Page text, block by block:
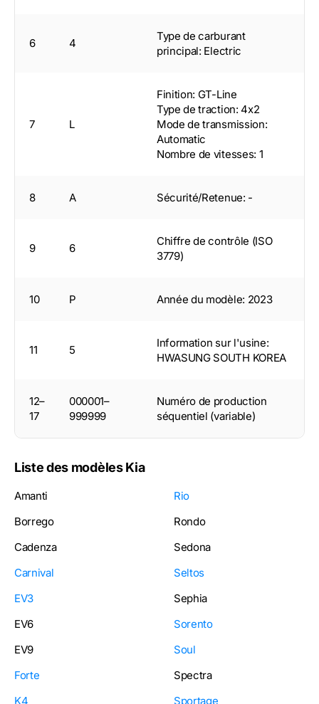
6 4
Type de carburant
principal: Electric
7 L
Finition: GT-Line
Type de traction: 4x2
Mode de transmission:
Automatic
Nombre de vitesses: 1
8 A Sécurité/Retenue: -
9 6
Chiffre de contrôle (ISO
3779)
10 P Année du modèle: 2023
11 5
Information sur l'usine:
HWASUNG SOUTH KOREA
12–
17
000001–
999999
Numéro de production
séquentiel (variable)
Liste des modèles Kia
Amanti
Borrego
Cadenza
Carnival
EV3
EV6
EV9
Forte
K4
Rio
Rondo
Sedona
Seltos
Sephia
Sorento
Soul
Spectra
Sportage